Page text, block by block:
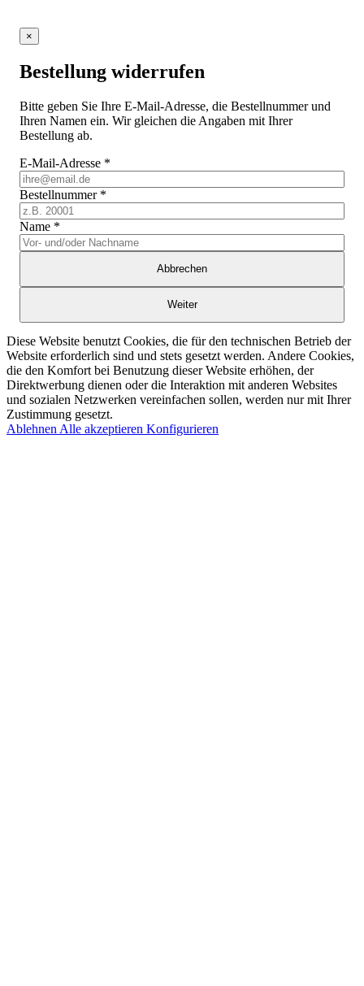
×
Bestellung widerrufen
Bitte geben Sie Ihre E-Mail-Adresse, die Bestellnummer und
Ihren Namen ein. Wir gleichen die Angaben mit Ihrer
Bestellung ab.
E-Mail-Adresse *
Bestellnummer *
Name *
Abbrechen
Weiter
Diese Website benutzt Cookies, die für den technischen Betrieb der
Website erforderlich sind und stets gesetzt werden. Andere Cookies,
die den Komfort bei Benutzung dieser Website erhöhen, der
Direktwerbung dienen oder die Interaktion mit anderen Websites
und sozialen Netzwerken vereinfachen sollen, werden nur mit Ihrer
Zustimmung gesetzt.
Ablehnen Alle akzeptieren Konfigurieren